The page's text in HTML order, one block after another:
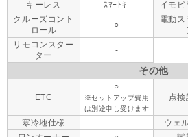
キーレス ｽﾏｰﾄｷ- イモビ
クルーズコント
ロール
○
電動ス
リモコンスター
ター
-
その他
ETC
○
※セットアップ費用
は別途申し受けます
点検
寒冷地仕様 - ウェ